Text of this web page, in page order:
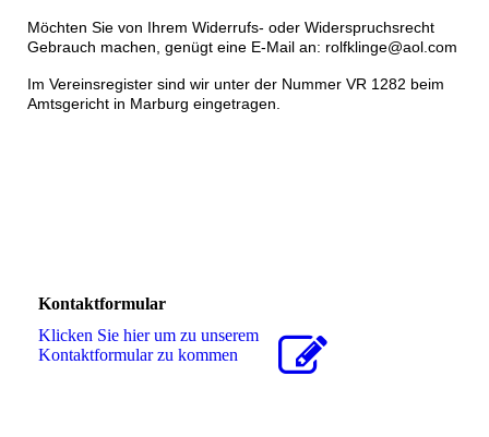
Möchten Sie von Ihrem Widerrufs- oder Widerspruchsrecht
Gebrauch machen, genügt eine E-Mail an: rolfklinge@aol.com
Im Vereinsregister sind wir unter der Nummer VR 1282 beim
Amtsgericht in Marburg eingetragen.
Kontaktformular
Klicken Sie hier um zu unserem
Kon­takt­for­mu­lar zu kommen